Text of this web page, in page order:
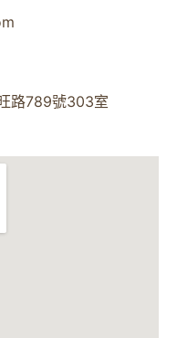
路789號303室